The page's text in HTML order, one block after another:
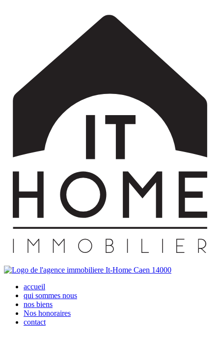
accueil
qui sommes nous
nos biens
Nos honoraires
contact